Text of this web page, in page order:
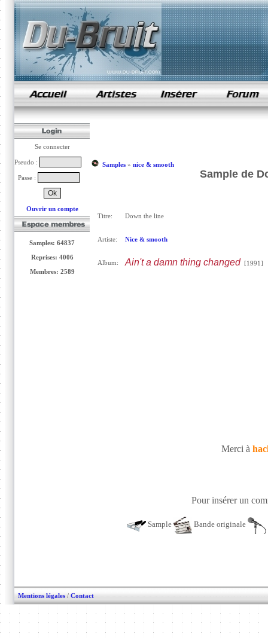
samples de rap
Se connecter
Pseudo :
Passe :
Ouvrir un compte
Samples: 64837
Reprises: 4006
Membres: 2589
Samples» nice & smooth
Sample de
Titre: Down the line
Artiste: Nice & smooth
Album: Ain't a damn thing changed[1991]
Merci à
Pour insérer un
Sample Bande originale
Mentions légales / Contact